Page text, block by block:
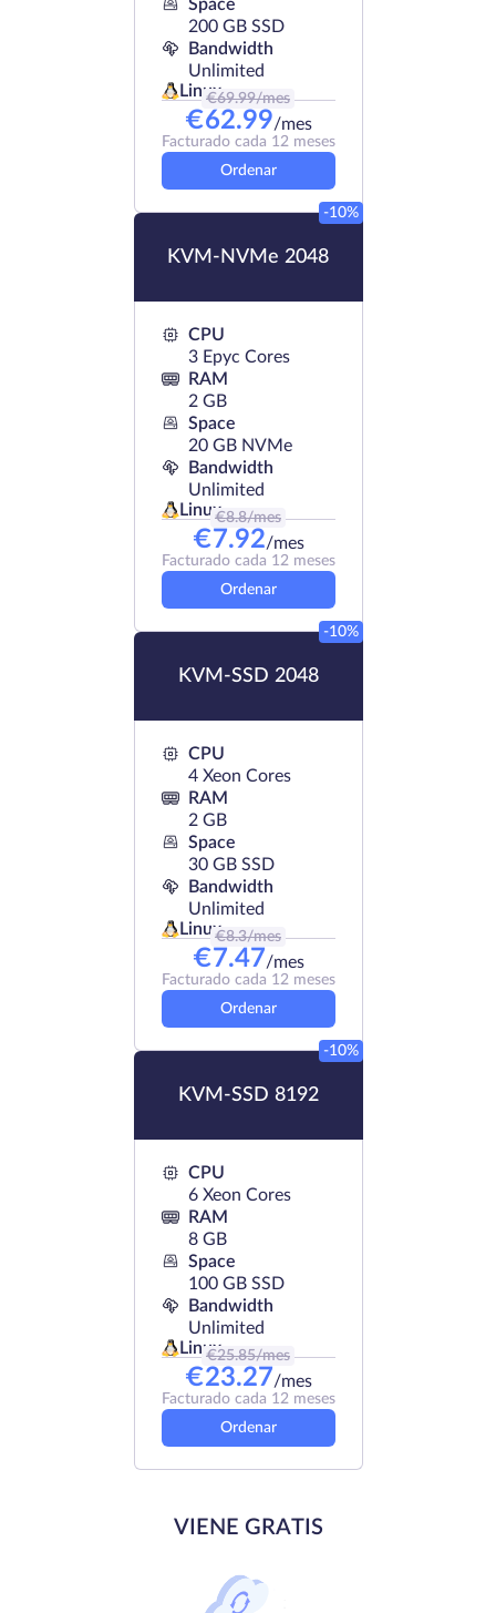
Space
200 GB SSD
Bandwidth
Unlimited
Linux
€69.99/mes
€62.99/mes
Facturado cada 12 meses
Ordenar
KVM-NVMe 2048
-10%
CPU
3 Epyc Cores
RAM
2 GB
Space
20 GB NVMe
Bandwidth
Unlimited
Linux€8.8/mes
€7.92/mes
Facturado cada 12 meses
Ordenar
KVM-SSD 2048
-10%
CPU
4 Xeon Cores
RAM
2 GB
Space
30 GB SSD
Bandwidth
Unlimited
Linux€8.3/mes
€7.47/mes
Facturado cada 12 meses
Ordenar
KVM-SSD 8192
-10%
CPU
6 Xeon Cores
RAM
8 GB
Space
100 GB SSD
Bandwidth
Unlimited
Linux
€25.85/mes
€23.27/mes
Facturado cada 12 meses
Ordenar
VIENE GRATIS